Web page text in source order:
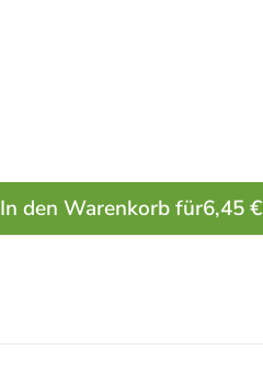
In den Warenkorb für6,45 €